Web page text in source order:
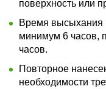
поверхность или
Время высыхания
минимум 6 часов,
часов.
Повторное
необходимости